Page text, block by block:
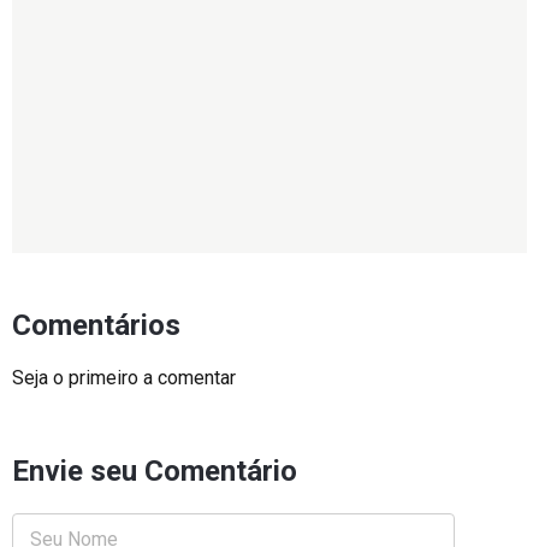
Comentários
Seja o primeiro a comentar
Envie seu Comentário